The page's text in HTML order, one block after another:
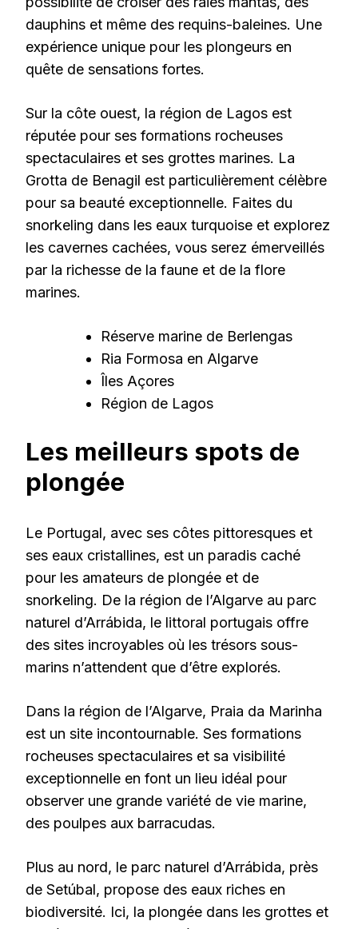
dauphins et même des requins-baleines. Une
expérience unique pour les plongeurs en
quête de sensations fortes.
Sur la côte ouest, la région de Lagos est
réputée pour ses formations rocheuses
spectaculaires et ses grottes marines. La
Grotta de Benagil est particulièrement célèbre
pour sa beauté exceptionnelle. Faites du
snorkeling dans les eaux turquoise et explorez
les cavernes cachées, vous serez émerveillés
par la richesse de la faune et de la flore
marines.
Réserve marine de Berlengas
Ria Formosa en Algarve
Îles Açores
Région de Lagos
Les meilleurs spots de
plongée
Le Portugal, avec ses côtes pittoresques et
ses eaux cristallines, est un paradis caché
pour les amateurs de plongée et de
snorkeling. De la région de l’Algarve au parc
naturel d’Arrábida, le littoral portugais offre
des sites incroyables où les trésors sous-
marins n’attendent que d’être explorés.
Dans la région de l’Algarve, Praia da Marinha
est un site incontournable. Ses formations
rocheuses spectaculaires et sa visibilité
exceptionnelle en font un lieu idéal pour
observer une grande variété de vie marine,
des poulpes aux barracudas.
Plus au nord, le parc naturel d’Arrábida, près
de Setúbal, propose des eaux riches en
biodiversité. Ici, la plongée dans les grottes et